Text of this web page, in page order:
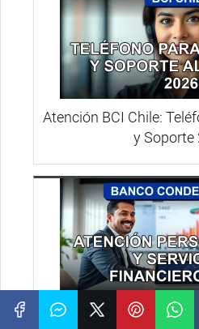
Atención BCI Chile:
y Soporte
Banco Condell